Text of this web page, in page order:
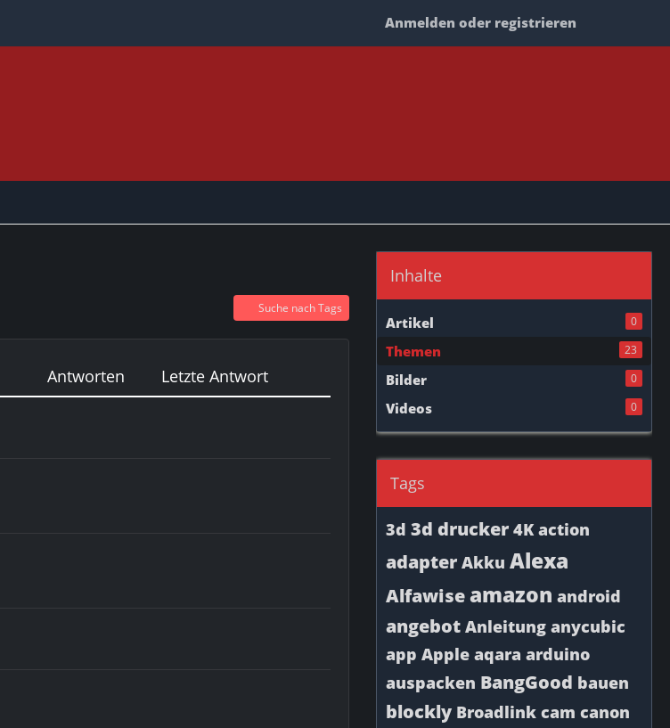
Anmelden oder registrieren
Suche nach Tags
Antworten Letzte Antwort
Inhalte
Artikel 0
Themen 23
Bilder 0
Videos 0
Tags
3d 3d drucker 4K action
adapter Akku Alexa
Alfawiseamazon android
angebot Anleitung anycubic
app Apple aqara arduino
auspacken BangGood bauen
blockly Broadlink cam canon